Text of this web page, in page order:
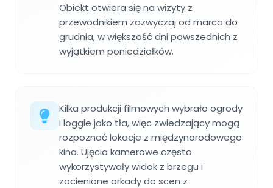
Obiekt otwiera się na wizyty z
przewodnikiem zazwyczaj od marca do
grudnia, w większość dni powszednich z
wyjątkiem poniedziałków.
Kilka produkcji filmowych wybrało ogrody
i loggie jako tła, więc zwiedzający mogą
rozpoznać lokacje z międzynarodowego
kina. Ujęcia kamerowe często
wykorzystywały widok z brzegu i
zacienione arkady do scen z